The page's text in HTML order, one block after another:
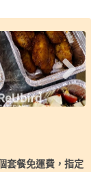
套餐免運費，指定